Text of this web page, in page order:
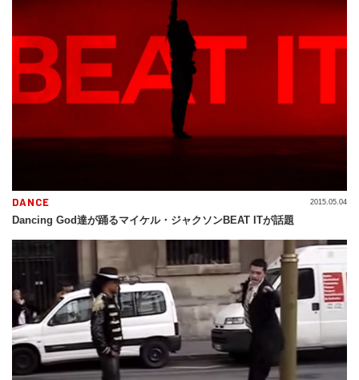
DANCE
Dancing God達が踊るマイケル・ジャクソンBEAT ITが話題
2015.05.04